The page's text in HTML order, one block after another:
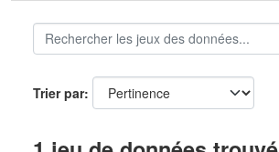
Trier par